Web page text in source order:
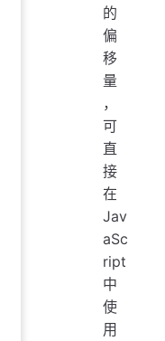
的
偏
移
量
，
可
直
接
在
Jav
aSc
ript
中
使
用